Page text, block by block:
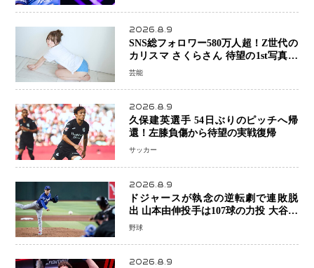
2026.8.9
SNS総フォロワー580万人超！Z世代の
カリスマ さくらさん 待望の1st写真集
が11月5日発売決定 沖縄で“今しか残
芸能
2026.8.9
久保建英選手 54日ぶりのピッチへ帰
還！左膝負傷から待望の実戦復帰
サッカー
2026.8.9
ドジャースが執念の逆転劇で連敗脱
出 山本由伸投手は107球の力投 大谷翔
平選手が延長10回に勝利を呼び込む一
野球
2026.8.9